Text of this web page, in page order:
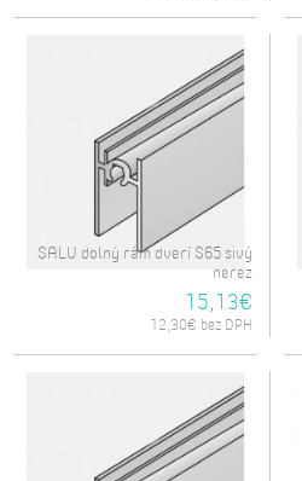
SALU dolný rám dverí S65 sivý
nerez
15,13€
12,30€ bez DPH